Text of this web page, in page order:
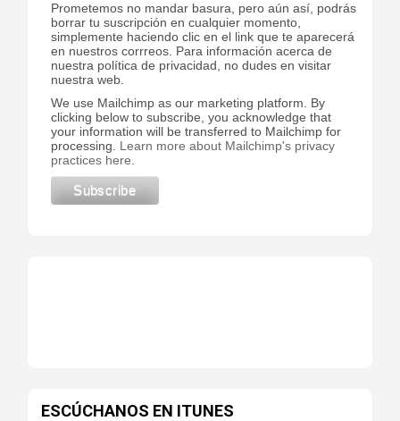
Prometemos no mandar basura, pero aún así, podrás
borrar tu suscripción en cualquier momento,
simplemente haciendo clic en el link que te aparecerá
en nuestros corrreos. Para información acerca de
nuestra política de privacidad, no dudes en visitar
nuestra web.
We use Mailchimp as our marketing platform. By
clicking below to subscribe, you acknowledge that
your information will be transferred to Mailchimp for
processing. Learn more about Mailchimp's privacy
practices here.
ESCÚCHANOS EN ITUNES